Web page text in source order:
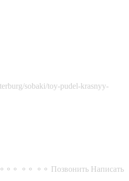
sobaki/toy-pudel-krasnyy-
⚬⚬⚬ ⚬⚬ ⚬⚬ Позвонить Написать